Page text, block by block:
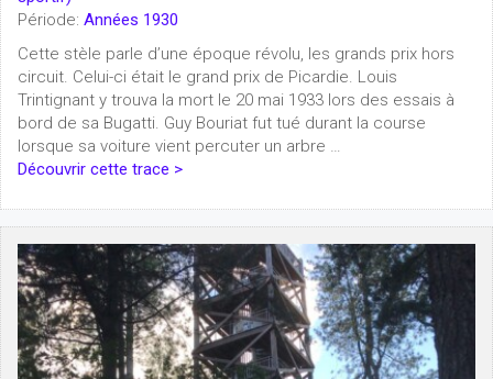
Période: Années 1930
Cette stèle parle d’une époque révolu, les grands prix hors
circuit. Celui-ci était le grand prix de Picardie. Louis
Trintignant y trouva la mort le 20 mai 1933 lors des essais à
bord de sa Bugatti. Guy Bouriat fut tué durant la course
lorsque sa voiture vient percuter un arbre …
Découvrir cette trace >